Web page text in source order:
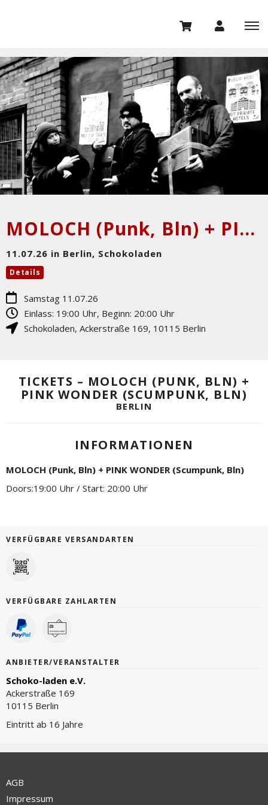
MOLOCH (Punk, Bln) + PINK WONDER (Scumpunk, Bln)
11.07.26 in Berlin, Schokoladen
Details
Samstag 11.07.26
Einlass: 19:00 Uhr, Beginn: 20:00 Uhr
Schokoladen, Ackerstraße 169, 10115 Berlin
TICKETS – MOLOCH (PUNK, BLN) +
PINK WONDER (SCUMPUNK, BLN)
BERLIN
INFORMATIONEN
MOLOCH (Punk, Bln) + PINK WONDER (Scumpunk, Bln)
Doors:19:00 Uhr / Start: 20:00 Uhr
VERFÜGBARE VERSANDARTEN
VERFÜGBARE ZAHLARTEN
ANBIETER/VERANSTALTER
Schoko-laden e.V.
Ackerstraße 169
10115 Berlin
Eintritt ab 16 Jahre
AGB
Impressum